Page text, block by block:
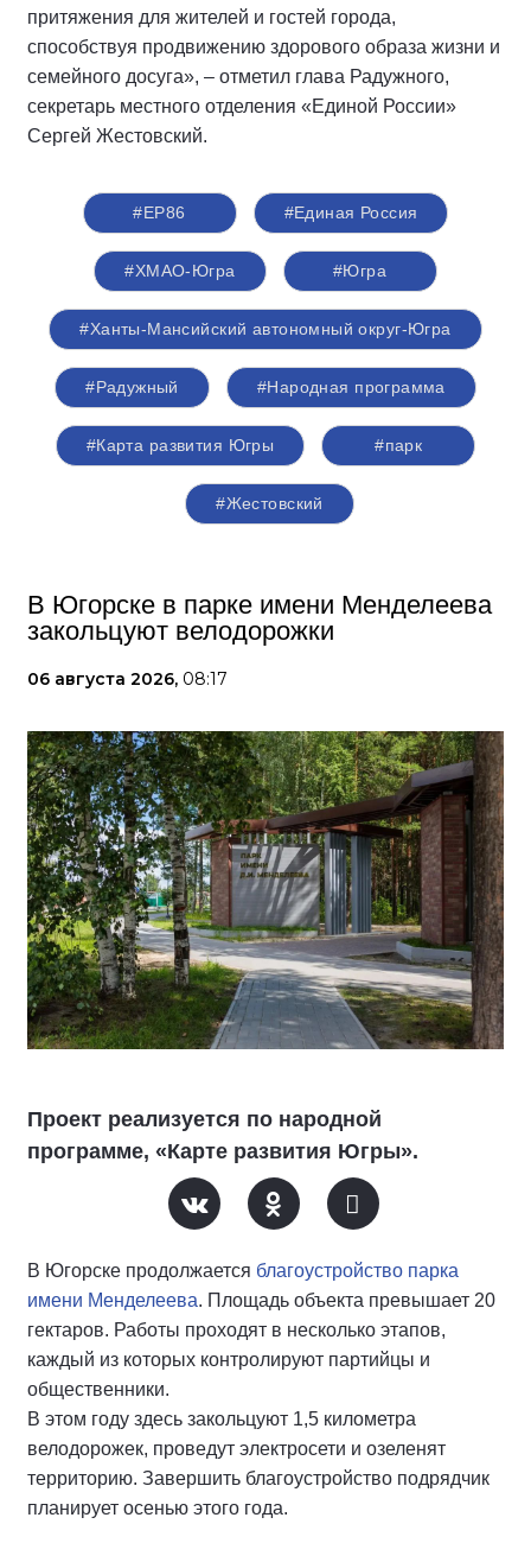
притяжения для жителей и гостей города,
способствуя продвижению здорового образа жизни и
семейного досуга», – отметил глава Радужного,
секретарь местного отделения «Единой России»
Сергей Жестовский.
#ЕР86 #Единая Россия
#ХМАО-Югра #Югра
#Ханты-Мансийский автономный округ-Югра
#Радужный #Народная программа
#Карта развития Югры #парк
#Жестовский
В Югорске в парке имени Менделеева
закольцуют велодорожки
06 августа 2026, 08:17
Проект реализуется по народной
программе, «Карте развития Югры».
В Югорске продолжается благоустройство парка
имени Менделеева. Площадь объекта превышает 20
гектаров. Работы проходят в несколько этапов,
каждый из которых контролируют партийцы и
общественники.
В этом году здесь закольцуют 1,5 километра
велодорожек, проведут электросети и озеленят
территорию. Завершить благоустройство подрядчик
планирует осенью этого года.